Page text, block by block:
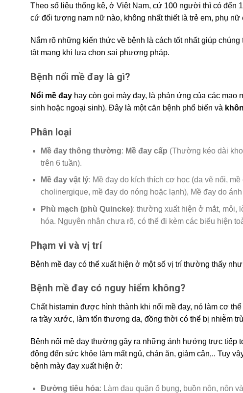
Theo số liệu thống kê, ở Việt Nam, cứ 100 người thì có đến
cứ đối tượng nam nữ nào, không nhất thiết là trẻ em, phụ
Nắm rõ những kiến thức về bệnh là cách tốt nhất giúp
tật mang khi lựa chọn sai phương pháp.
Bệnh nổi mề đay là gì?
Nổi mề đay hay còn gọi mày đay, là phản ứng của các mao
sinh hoặc ngoại sinh). Đây là một căn bệnh phổ biến và
Phân loại
Mề đay thông thường: Mề đay cấp (Thường kéo dài
trên 6 tuần).
Mề đay vật lý: Mề đay do kích thích cơ học (da vẽ nổi,
cholinergique, mề đay do nóng hoặc lạnh), Mề đay do
Phù mạch (phù Quincke): thường xuất hiện ở mắt, môi,
hóa. Nguyên nhân chưa rõ, có thể đi kèm các biểu hiện
Phạm vi và vị trí
Bệnh mề đay có thể xuất hiện ở một số vị trí thường thấy
Bệnh mề đay có nguy hiểm không?
Chất histamin được hình thành khi nổi mề đay, nó làm cơ
ra trầy xước, làm tổn thương da, đồng thời có thể bị nhiễm
Bệnh nổi mề đay thường gây ra những ảnh hưởng trực tiếp
động đến sức khỏe làm mất ngủ, chán ăn, giảm cân,.. Tuy
bệnh mày đay xuất hiện ở:
Đường tiêu hóa: Làm đau quặn ổ bụng, buồn nôn, nôn